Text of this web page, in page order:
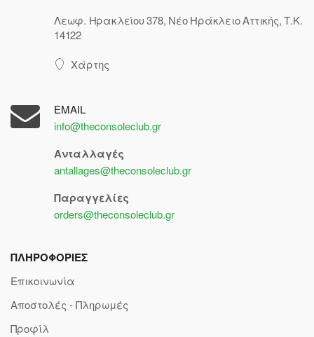
Λεωφ. Ηρακλείου 378, Νέο Ηράκλειο Αττικής, Τ.Κ.
14122
Χάρτης
EMAIL
info@theconsoleclub.gr
Ανταλλαγές
antallages@theconsoleclub.gr
Παραγγελίες
orders@theconsoleclub.gr
ΠΛΗΡΟΦΟΡΙΕΣ
Επικοινωνία
Αποστολές - Πληρωμές
Προφίλ